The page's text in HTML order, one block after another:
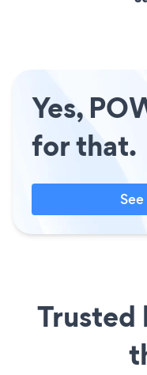
Yes,
for that.
Trusted